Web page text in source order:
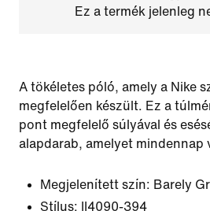
Ez a termék jelenleg
A tökéletes póló, amely a Nike
megfelelően készült. Ez a
pont megfelelő súlyával és
alapdarab, amelyet mindennap
Megjelenített szín: Barely
Stílus:
II4090-394